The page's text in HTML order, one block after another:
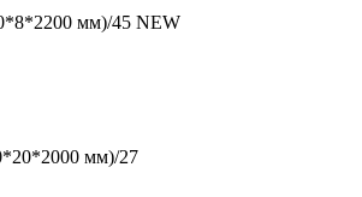
мм)/45 NEW
мм)/27